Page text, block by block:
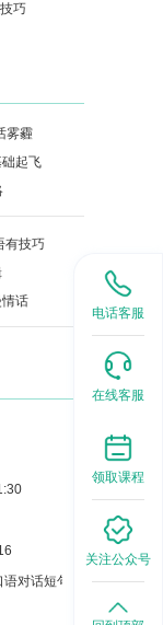
巧
雾霾
起飞
有技巧
话
对话短句
电话客服
在线客服
领取课程
关注公众号